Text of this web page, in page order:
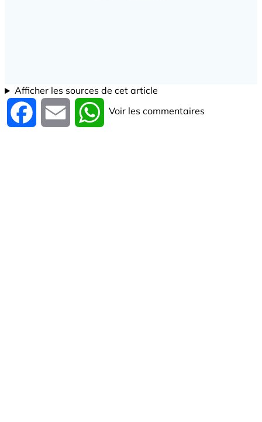
Afficher les sources de cet article
Facebook Email WhatsApp
Voir les commentaires